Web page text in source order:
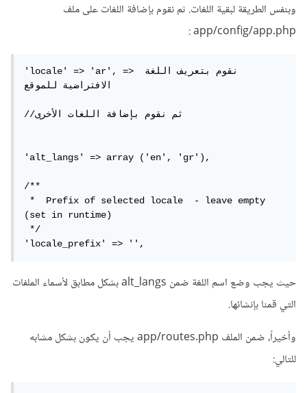
وبنفس الطريقة لبقية اللغات. ثم نقوم بإضافة اللغات على ملف
app/config/app.php :
'locale' => 'ar', => نقوم بتعريف اللغة
الافتراضية للموقع
//ثم نقوم بإضافة اللغات الأخرى
'alt_langs' => array ('en', 'gr'),
/**
*  Prefix of selected locale  - leave empty
(set in runtime)
*/
'locale_prefix' => '',
حيث يجب وضع اسم اللغة ضمن alt_langs بشكل مطابق لأسماء الملفات
التي قمنا بإنشائها.
وأخيراً، ضمن الملف app/routes.php يجب أن يكون بشكل مشابه
للتالي: